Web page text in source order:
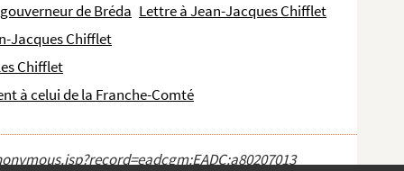
de Bréda Lettre à Jean-Jacques Chifflet
Jacques Chifflet
Chifflet
à celui de la Franche-Comté